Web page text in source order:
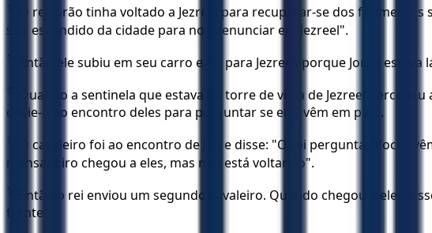
15
O rei Jorão tinha voltado a Jezreel para recuperar-se dos
sair escondido da cidade para nos denunciar em Jezreel".
16 Então ele subiu em seu carro e foi para Jezreel, porque Jorão
17
Quando a sentinela que estava na torre de vigia de Jezreel
envie-o ao encontro deles para perguntar se eles vêm em paz".
18
O cavaleiro foi ao encontro de Jeú e disse: "O rei pergunta: ‘Vocês
mensageiro chegou a eles, mas não está voltando".
19
Então o rei enviou um segundo cavaleiro. Quando chegou a eles
frente".